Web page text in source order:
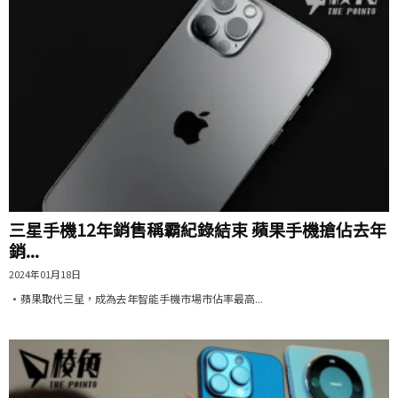
三星手機12年銷售稱霸紀錄結束 蘋果手機搶佔去年
銷...
2024年01月18日
•蘋果取代三星，成為去年智能手機市場市佔率最高...